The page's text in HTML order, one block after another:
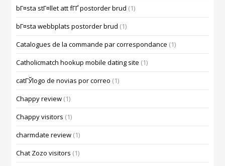
bГ¤sta stГ¤llet att fГҐ postorder brud (1)
bГ¤sta webbplats postorder brud (1)
Catalogues de la commande par correspondance (1)
Catholicmatch hookup mobile dating site (1)
catГЎlogo de novias por correo (1)
Chappy review (1)
Chappy visitors (1)
charmdate review (1)
Chat Zozo visitors (1)